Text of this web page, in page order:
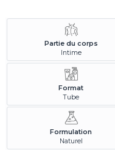
Partie du corps
Intime
Format
Tube
Formulation
Naturel